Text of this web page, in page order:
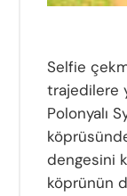
Selfie
trajedilere
Polonyalı
dengesini
köprünün